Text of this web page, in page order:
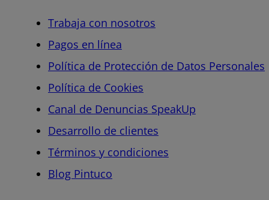
Trabaja con nosotros
Pagos en línea
Política de Protección de Datos Personales
Política de Cookies
Canal de Denuncias SpeakUp
Desarrollo de clientes
Términos y condiciones
Blog Pintuco